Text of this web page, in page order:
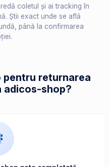
coletul și ai tracking în
Știi exact unde se află
până la confirmarea
pentru returnarea
adicos-shop?